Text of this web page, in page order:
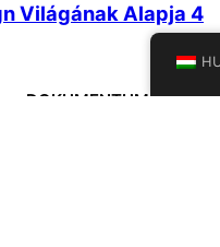
Világának Alapja 4
DOKUMENTUMOK